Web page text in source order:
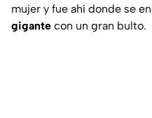
mujer y fue ahí donde se
gigante con un gran bulto.